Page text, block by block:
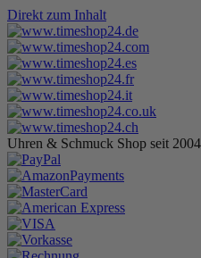
Direkt zum Inhalt
Uhren & Schmuck Shop seit 2004